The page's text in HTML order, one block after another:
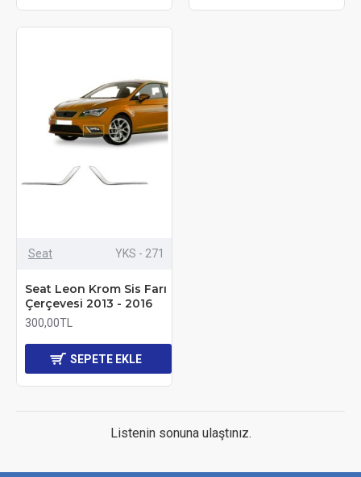
Seat YKS - 271
Seat Leon Krom Sis Farı
Çerçevesi 2013 - 2016
300,00TL
SEPETE EKLE
Listenin sonuna ulaştınız.